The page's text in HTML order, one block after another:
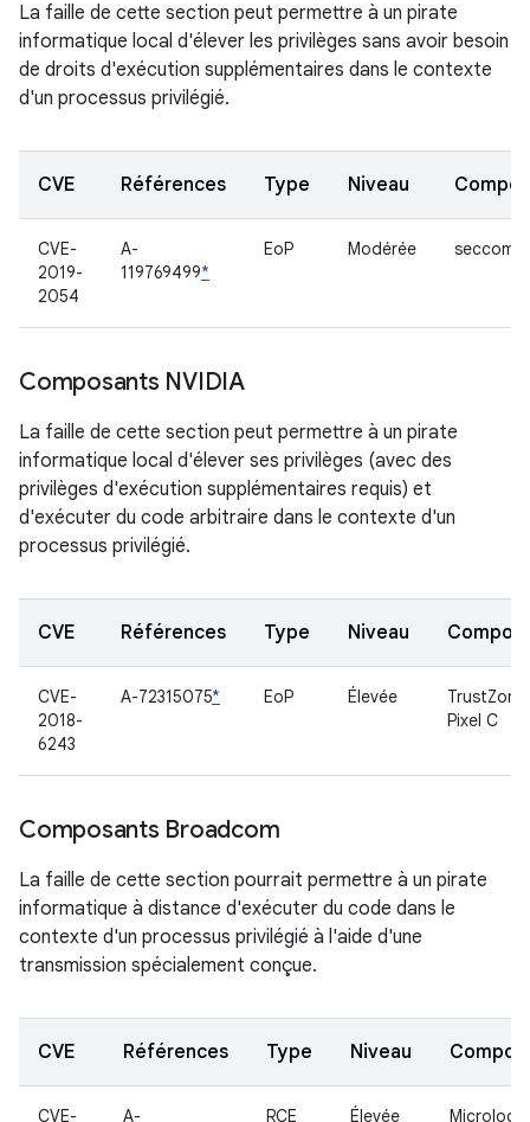
La faille de cette section peut permettre à un pirate
informatique local d'élever les privilèges sans avoir besoin
de droits d'exécution supplémentaires dans le contexte
d'un processus privilégié.
CVE Références Type Niveau
CVE-
2019-
2054
A-
119769499*
EoP Modérée seccomp
Composants NVIDIA
La faille de cette section peut permettre à un pirate
informatique local d'élever ses privilèges (avec des
privilèges d'exécution supplémentaires requis) et
d'exécuter du code arbitraire dans le contexte d'un
processus privilégié.
CVE Références Type Niveau
CVE-
2018-
6243
A-72315075* EoP Élevée
Pixel C
Composants Broadcom
La faille de cette section pourrait permettre à un pirate
informatique à distance d'exécuter du code dans le
contexte d'un processus privilégié à l'aide d'une
transmission spécialement conçue.
CVE Références Type Niveau
CVE- A- RCE Élevée